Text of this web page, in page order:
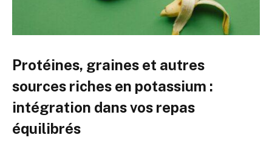
Protéines, graines et autres
sources riches en potassium :
intégration dans vos repas
équilibrés